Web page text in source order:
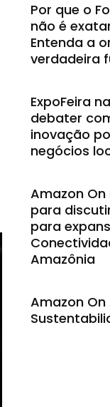
Por que o
não é
Entenda a
verdadeira
ExpoFeira
debater
inovação
negócios
Amazon
para
para
Amazônia
Amazon On